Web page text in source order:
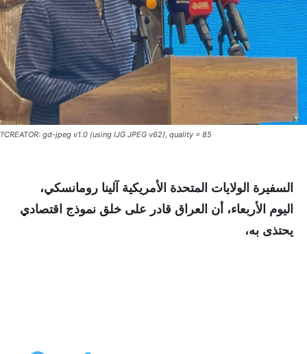
CREATOR: gd-jpeg v1.0 (using IJG JPEG v62), quality = 85?
السفيرة الولايات المتحدة الأمريكية آلينا رومانسكي،
اليوم الأربعاء، أن العراق قادر على خلق نموذج اقتصادي
يحتذى به،